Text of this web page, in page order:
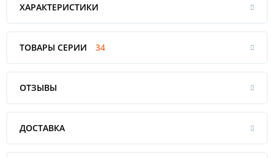
ХАРАКТЕРИСТИКИ
ТОВАРЫ СЕРИИ 34
ОТЗЫВЫ
ДОСТАВКА